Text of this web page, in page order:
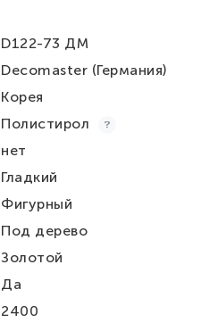
D122-73 ДМ
Decomaster (Германия)
Корея
Полистирол
нет
Гладкий
Фигурный
Под дерево
Золотой
Да
2400